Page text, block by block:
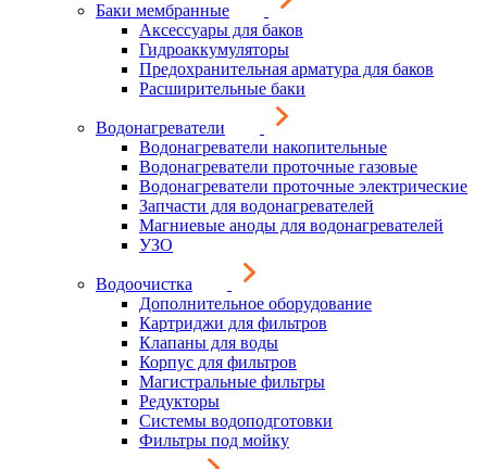
Баки мембранные
Аксессуары для баков
Гидроаккумуляторы
Предохранительная арматура для баков
Расширительные баки
Водонагреватели
Водонагреватели накопительные
Водонагреватели проточные газовые
Водонагреватели проточные электрические
Запчасти для водонагревателей
Магниевые аноды для водонагревателей
УЗО
Водоочистка
Дополнительное оборудование
Картриджи для фильтров
Клапаны для воды
Корпус для фильтров
Магистральные фильтры
Редукторы
Системы водоподготовки
Фильтры под мойку